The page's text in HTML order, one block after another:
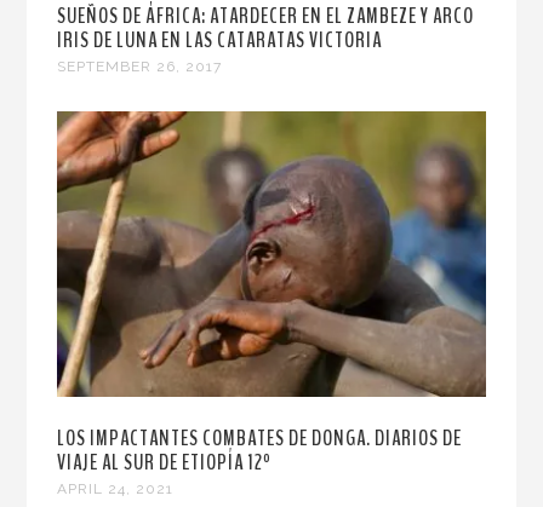
SUEÑOS DE ÁFRICA: ATARDECER EN EL ZAMBEZE Y ARCO
IRIS DE LUNA EN LAS CATARATAS VICTORIA
SEPTEMBER 26, 2017
LOS IMPACTANTES COMBATES DE DONGA. DIARIOS DE
VIAJE AL SUR DE ETIOPÍA 12º
APRIL 24, 2021